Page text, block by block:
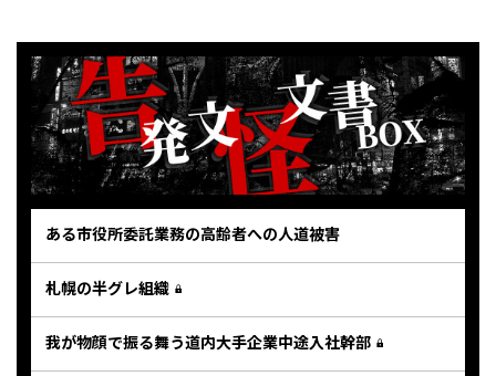
ある市役所委託業務の高齢者への人道被害
札幌の半グレ組織
我が物顔で振る舞う道内大手企業中途入社幹部